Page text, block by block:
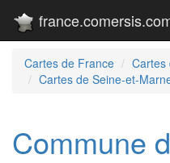
Cartes de France
Cartes
Cartes de Seine-et-
Commune